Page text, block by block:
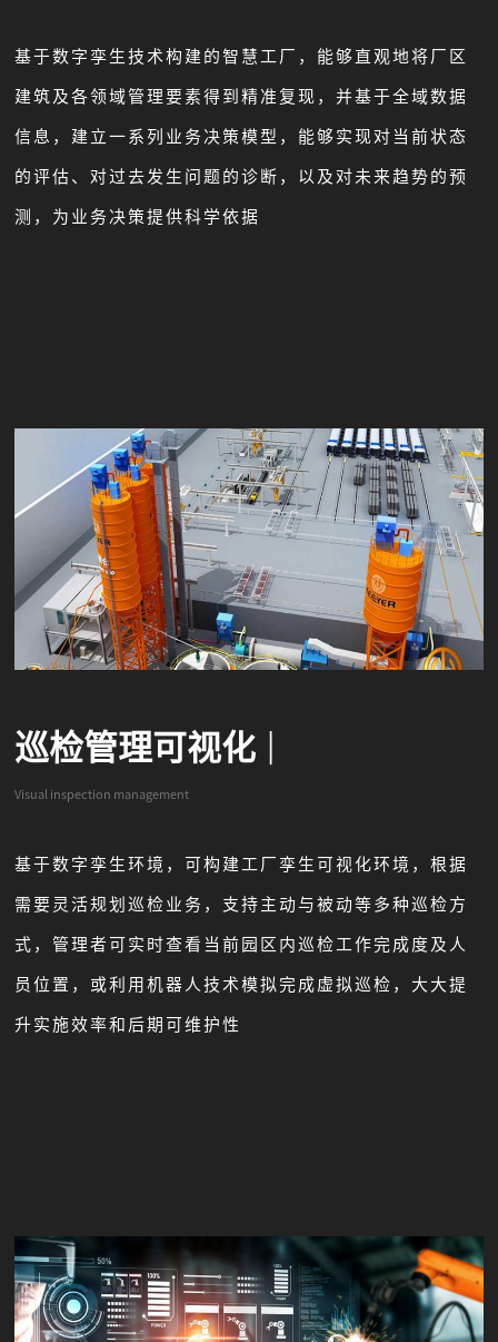
基于数字孪生技术构建的智慧工厂，能够直观地将厂区
建筑及各领域管理要素得到精准复现，并基于全域数据
信息，建立一系列业务决策模型，能够实现对当前状态
的评估、对过去发生问题的诊断，以及对未来趋势的预
测，为业务决策提供科学依据
巡检管理可视化
Visual inspection management
基于数字孪生环境，可构建工厂孪生可视化环境，根据
需要灵活规划巡检业务，支持主动与被动等多种巡检方
式，管理者可实时查看当前园区内巡检工作完成度及人
员位置，或利用机器人技术模拟完成虚拟巡检，大大提
升实施效率和后期可维护性